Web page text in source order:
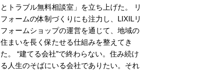
とトラブル無料相談室」を立ち上げた。 リ
フォームの体制づくりにも注力し、LIXILリ
フォームショップの運営を通じて、地域の
住まいを長く保たせる仕組みを整えてき
た。 “建てる会社”で終わらない。住み続け
る人生のそばにいる会社でありたい。それ